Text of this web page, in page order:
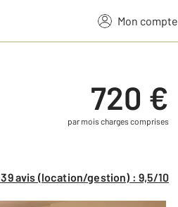
Mon compte
720 €
par mois charges comprises
139 avis (location/gestion) : 9,5/10